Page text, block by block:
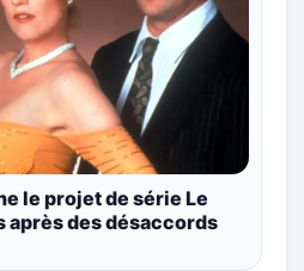
le projet de série Le
après des désaccords